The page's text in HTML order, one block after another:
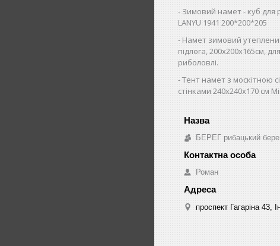
Зимовий намет - куб для
LANYU 1941 200*200*205
Намет зимовий
підлога, 200х200х165см,
риболовлі.
Тент намет з москітною
стінками 240х240х170 см
БЕРЕГ рибацький
Роман
проспект Гагаріна 43,